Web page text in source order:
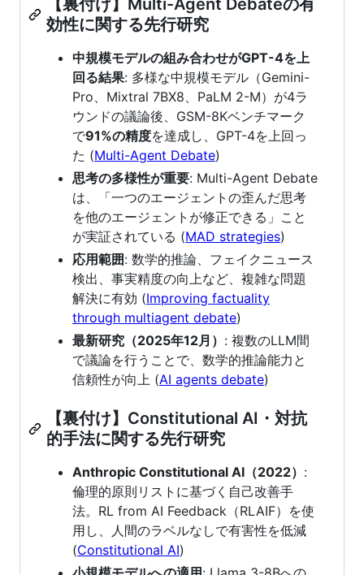
【裏付け】Multi-Agent Debateの有
効性に関する先行研究
中規模モデルの組み合わせがGPT-4を上
回る結果: 多様な中規模モデル（Gemini-
Pro、Mixtral 7BX8、PaLM 2-M）が4ラ
ウンドの議論後、GSM-8Kベンチマーク
で91%の精度を達成し、GPT-4を上回っ
た (Multi-Agent Debate)
思考の多様性が重要: Multi-Agent Debate
は、「一つのエージェントの歪んだ思考
を他のエージェントが修正できる」こと
が実証されている (MAD strategies)
応用範囲: 数学的推論、フェイクニュース
検出、事実精度の向上など、複雑な問題
解決に有効 (Improving factuality
through multiagent debate)
最新研究（2025年12月） : 複数のLLM間
で議論を行うことで、数学的推論能力と
信頼性が向上 (AI agents debate)
【裏付け】Constitutional AI・対抗
的手法に関する先行研究
Anthropic Constitutional AI（2022） :
倫理的原則リストに基づく自己改善手
法。RL from AI Feedback（RLAIF）を使
用し、人間のラベルなしで有害性を低減
(Constitutional AI)